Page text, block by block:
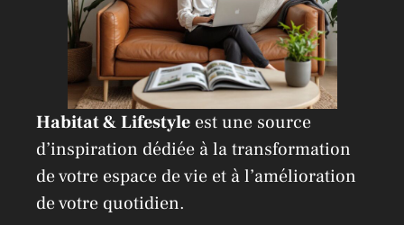
Habitat & Lifestyle est une source
d’inspiration dédiée à la transformation
de votre espace de vie et à l’amélioration
de votre quotidien.